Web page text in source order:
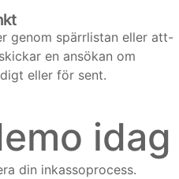
genom spärrlistan eller att-
en ansökan om
eller för sent.
idag
din inkassoprocess.